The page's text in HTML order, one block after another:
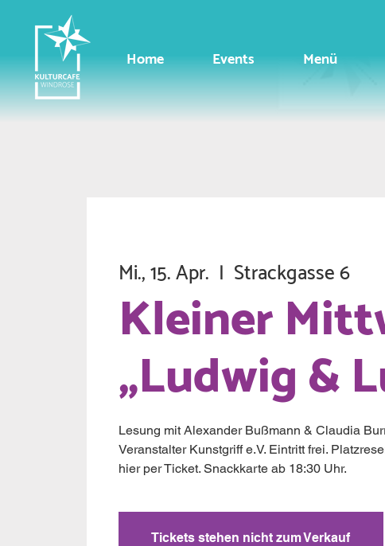
Home Events Menü
Mi., 15. Apr.
  |
Strackgasse 6
Kleiner
„Ludwig &
Lesung mit Alexander Bußmann & Claudia
Veranstalter Kunstgriff e.V. Eintritt frei.
hier per Ticket. Snackkarte ab 18:30 Uhr.
Tickets stehen nicht zum Verkauf